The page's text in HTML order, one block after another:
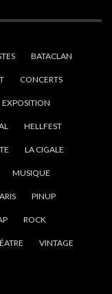
BATACLAN
CONCERTS
EXPOSITION
HELLFEST
LA CIGALE
MUSIQUE
PINUP
ROCK
VINTAGE